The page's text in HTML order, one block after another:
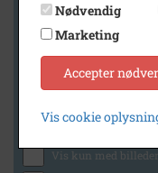
Generelt
Vis kun med billeder
Nødvendig
Marketing
Accepter
Vis cookie